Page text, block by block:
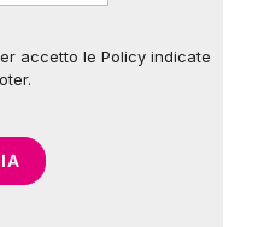
accetto le Policy indicate